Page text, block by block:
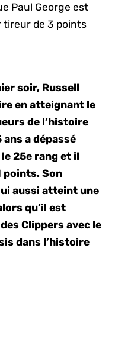
Paul George est
tireur de 3 points
soir, Russell
en atteignant le
de l’histoire
ans a dépassé
25e rang et il
points. Son
aussi atteint une
qu’il est
Clippers avec le
dans l’histoire